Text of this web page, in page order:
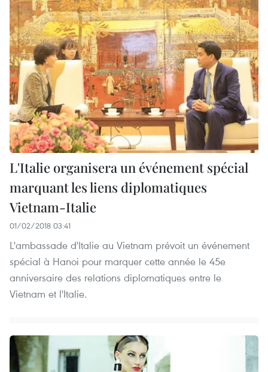
L'Italie organisera un événement spécial
marquant les liens diplomatiques
Vietnam-Italie
01/02/2018 03:41
L'ambassade d'Italie au Vietnam prévoit un événement
spécial à Hanoi pour marquer cette année le 45e
anniversaire des relations diplomatiques entre le
Vietnam et l'Italie.